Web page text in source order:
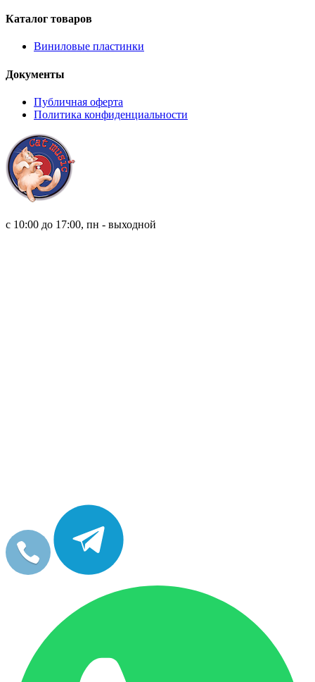
Каталог товаров
Виниловые пластинки
Документы
Публичная оферта
Политика конфиденциальности
с 10:00 до 17:00, пн - выходной